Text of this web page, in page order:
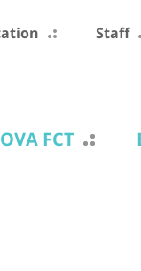
Staff
FCT